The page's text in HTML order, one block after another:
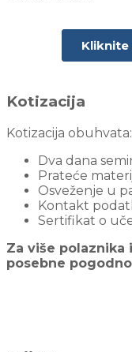
Kotizacija
Kotizacija obuhvata:
Dva dana
Prateće
Osveženje u
Kontakt
Sertifikat o
Za više
posebne